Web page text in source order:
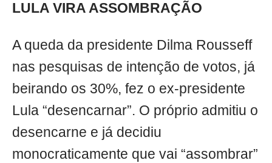
LULA VIRA ASSOMBRAÇÃO
A queda da presidente Dilma Rousseff
nas pesquisas de intenção de votos, já
beirando os 30%, fez o ex-presidente
Lula “desencarnar”. O próprio admitiu o
desencarne e já decidiu
monocraticamente que vai “assombrar”